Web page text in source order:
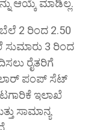
ಆಯ್ಕೆ ಮಾಡಿಲ್ಲ.
2 ರಿಂದ 2.50
3 ರಿಂದ
ರೈತರಿಗೆ
ಪಂಪ್ ಸೆಟ್
ಇಲಾಖೆ
ಸಾಮಾನ್ಯ